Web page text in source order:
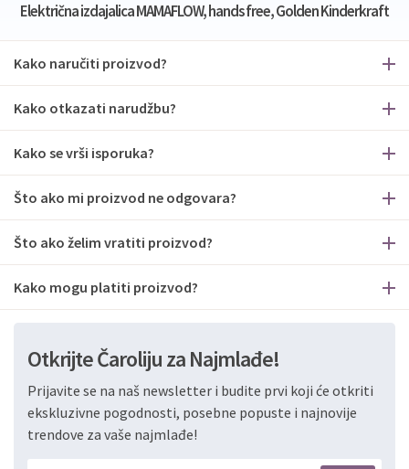
Električna izdajalica MAMAFLOW, hands free, Golden Kinderkraft
Kako naručiti proizvod?
Kako otkazati narudžbu?
Kako se vrši isporuka?
Što ako mi proizvod ne odgovara?
Što ako želim vratiti proizvod?
Kako mogu platiti proizvod?
Otkrijte Čaroliju za Najmlađe!
Prijavite se na naš newsletter i budite prvi koji će otkriti
ekskluzivne pogodnosti, posebne popuste i najnovije
trendove za vaše najmlađe!